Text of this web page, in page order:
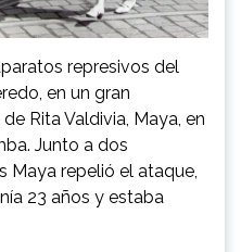
represivos del
en un gran
Rita Valdivia, Maya, en
Junto a dos
Maya repelió el ataque,
23 años y estaba